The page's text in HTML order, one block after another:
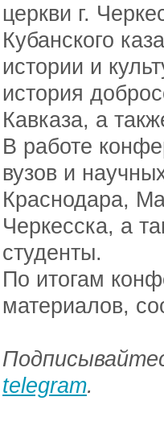
церкви г.
Кубанского
истории и
история
Кавказа, а
В работе
вузов и
Краснодара,
Черкесска, а
студенты.
По итогам
материалов,
telegram.